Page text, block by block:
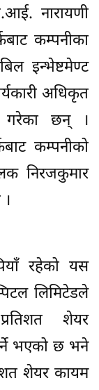
नारायणी
कम्पनीका
इन्भेष्टमेण्ट
अधिकृत
गरेका छन् ।
कम्पनीको
निरजकुमार
रहेको यस
लिमिटेडले
शेयर
भएको छ भने
शेयर कायम